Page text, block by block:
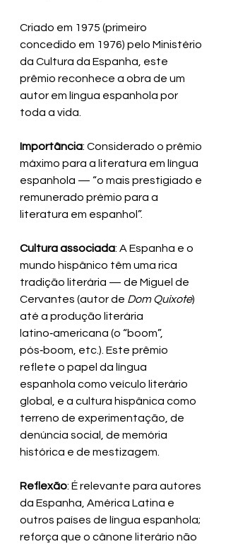
Criado em 1975 (primeiro
concedido em 1976) pelo Ministério
da Cultura da Espanha, este
prêmio reconhece a obra de um
autor em língua espanhola por
toda a vida.
Importância: Considerado o prêmio
máximo para a literatura em língua
espanhola — “o mais prestigiado e
remunerado prémio para a
literatura em espanhol”.
Cultura associada: A Espanha e o
mundo hispânico têm uma rica
tradição literária — de Miguel de
Cervantes (autor de Dom Quixote)
até a produção literária
latino‑americana (o “boom”,
pós‑boom, etc.). Este prêmio
reflete o papel da língua
espanhola como veículo literário
global, e a cultura hispânica como
terreno de experimentação, de
denúncia social, de memória
histórica e de mestizagem.
Reflexão: É relevante para autores
da Espanha, América Latina e
outros países de língua espanhola;
reforça que o cânone literário não